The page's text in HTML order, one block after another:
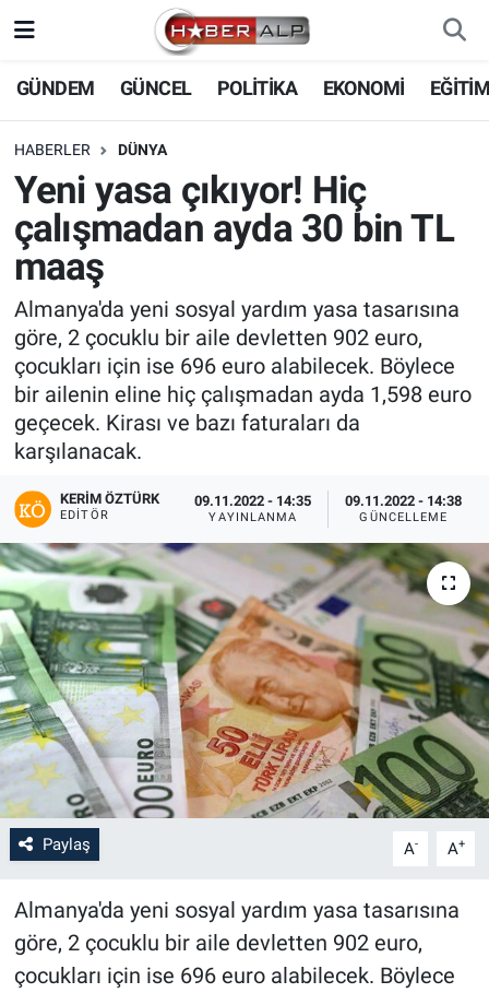
GÜNDEM GÜNCEL POLİTİKA EKONOMİ
HABERLER DÜNYA
Yeni yasa çıkıyor! Hiç
çalışmadan ayda 30 bin TL
maaş
Almanya'da yeni sosyal yardım yasa tasarısına
göre, 2 çocuklu bir aile devletten 902 euro,
çocukları için ise 696 euro alabilecek. Böylece
bir ailenin eline hiç çalışmadan ayda 1,598 euro
geçecek. Kirası ve bazı faturaları da
karşılanacak.
KERIM ÖZTÜRK
EDITÖR
09.11.2022 - 14:35
YAYINLANMA
09.11.2022 - 14:38
GÜNCELLEME
Paylaş A- A+
Almanya'da yeni sosyal yardım yasa tasarısına
göre, 2 çocuklu bir aile devletten 902 euro,
çocukları için ise 696 euro alabilecek. Böylece
Nöbetçi Eczaneler
Hava Durumu
Trafik Durumu
Süper Lig Puan Durumu ve Fikstür
Tüm Manşetler
Son Dakika Haberleri
Haber Arşivi